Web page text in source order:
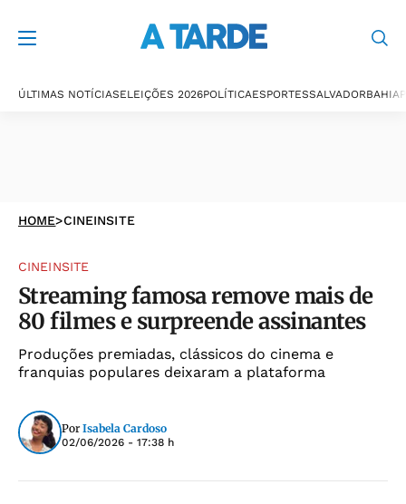
ÚLTIMAS NOTÍCIASELEIÇÕES 2026POLÍTICAESPORTESSALVADORBAHIA
HOME>CINEINSITE
CINEINSITE
Streaming famosa remove mais de
80 filmes e surpreende assinantes
Produções premiadas, clássicos do cinema e
franquias populares deixaram a plataforma
Por Isabela Cardoso
02/06/2026 - 17:38 h